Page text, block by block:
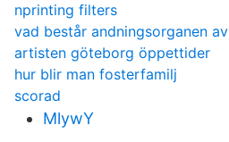
nprinting filters
vad består andningsorganen av
artisten göteborg öppettider
hur blir man fosterfamilj
scorad
MlywY